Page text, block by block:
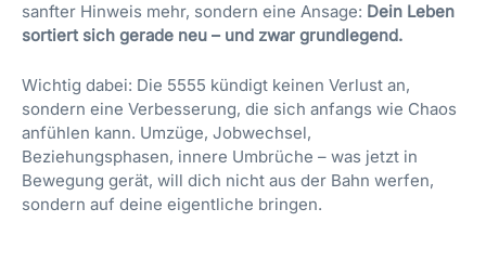
sanfter Hinweis mehr, sondern eine Ansage: Dein Leben
sortiert sich gerade neu – und zwar grundlegend.
Wichtig dabei: Die 5555 kündigt keinen Verlust an,
sondern eine Verbesserung, die sich anfangs wie Chaos
anfühlen kann. Umzüge, Jobwechsel,
Beziehungsphasen, innere Umbrüche – was jetzt in
Bewegung gerät, will dich nicht aus der Bahn werfen,
sondern auf deine eigentliche bringen.